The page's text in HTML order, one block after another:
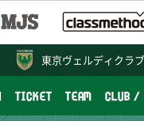
東京ヴェルディクラブ
TICKET TEAM CLUB /